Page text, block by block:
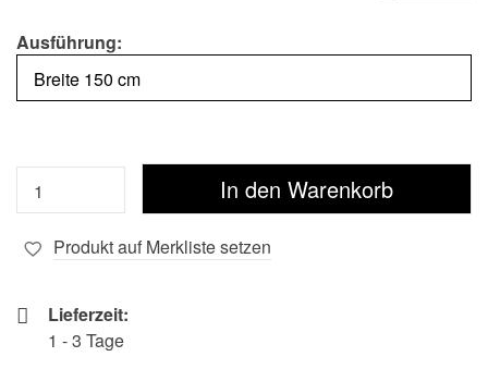
Ausführung:
Produkt auf Merkliste setzen
Lieferzeit:
1 - 3 Tage